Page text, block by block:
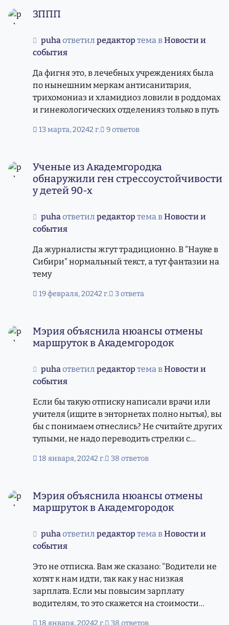
ЗППП
puha ответилредактор тема вНовости и
события
Да фигня это, в лечебных учреждениях была
по нынешним меркам антисанитария,
трихомониаз и хламидиоз ловили в роддомах
и гинекологических отделенияз только в путь
13 марта, 20242 г. 9 ответов
Ученые из Академгородка
обнаружили ген стрессоустойчивости
у детей 90-х
puha ответилредактор тема вНовости и
события
Да журналисты жгут традиционно. В "Науке в
Сибири" нормальный текст, а тут фантазии на
тему
19 февраля, 20242 г. 3 ответа
Мэрия объяснила нюансы отмены
маршруток в Академгородок
puha ответилредактор тема вНовости и
события
Если бы такую отписку написали врачи или
учителя (ищите в энторнетах полно нытья), вы
бы с понимаем отнеслись? Не считайте других
тупыми, не надо переводить стрелки с
врачей
18 января, 20242 г. 38 ответов
Мэрия объяснила нюансы отмены
маршруток в Академгородок
puha ответилредактор тема вНовости и
события
Это не отписка. Вам же сказано: "Водители не
хотят к нам идти, так как у нас низкая
зарплата. Если мы повысим зарплату
водителям, то это скажется на стоимости
18 января, 20242 г. 38 ответов